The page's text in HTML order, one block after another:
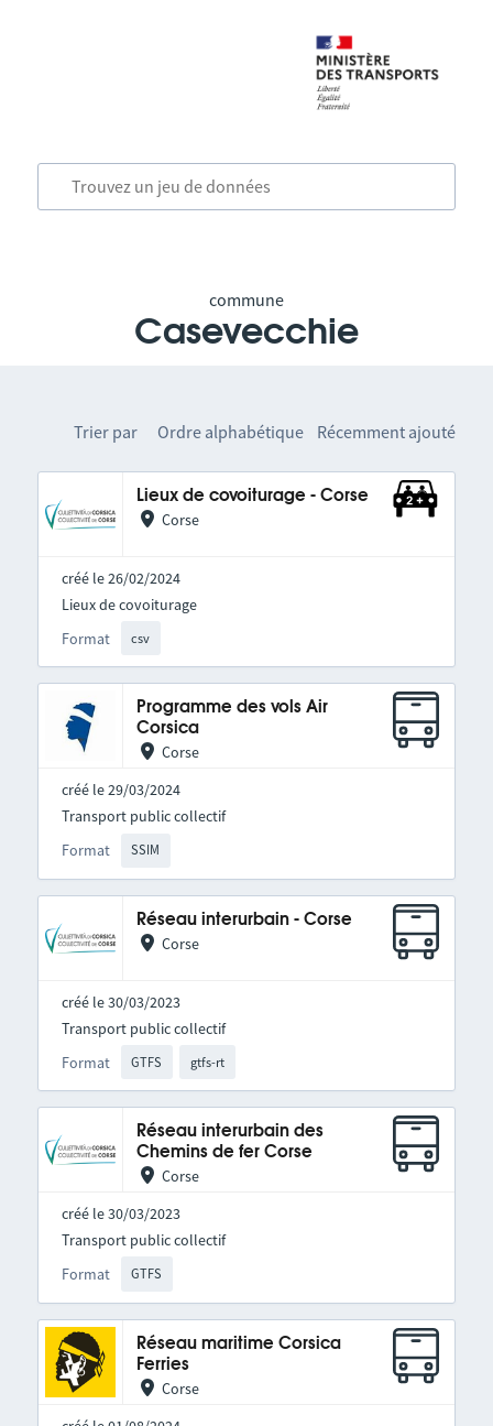
commune
Casevecchie
Trier par Ordre alphabétique Récemment ajouté
Lieux de covoiturage - Corse
Corse
créé le 26/02/2024
Format csv
Lieux de covoiturage
Programme des vols Air
Corsica
Corse
créé le 29/03/2024
Format SSIM
Transport public collectif
Réseau interurbain - Corse
Corse
créé le 30/03/2023
Format GTFS gtfs-rt
Transport public collectif
Réseau interurbain des
Chemins de fer Corse
Corse
créé le 30/03/2023
Format GTFS
Transport public collectif
Réseau maritime Corsica
Ferries
Corse